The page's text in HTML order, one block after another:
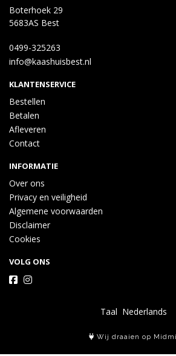
Boterhoek 29
5683AS Best
0499-325263
info@kaashuisbest.nl
KLANTENSERVICE
Bestellen
Betalen
Afleveren
Contact
INFORMATIE
Over ons
Privacy en veiligheid
Algemene voorwaarden
Disclaimer
Cookies
VOLG ONS
Taal
Wij draaien op